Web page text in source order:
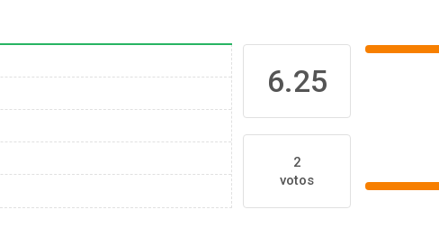
6.25
2
votos